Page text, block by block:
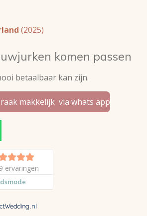
(2025)
komen passen
betaalbaar kan zijn.
makkelijk via whats app